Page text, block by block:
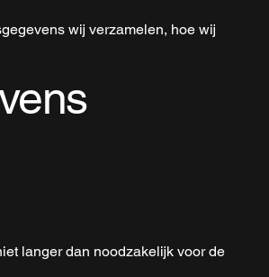
wij verzamelen, hoe wij
langer dan noodzakelijk voor de